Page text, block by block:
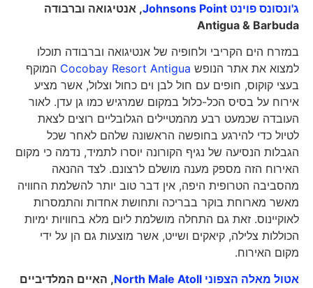
ג'ונסונס פוינט Johnsons Point
, אנטיגואה וברבודה
Antigua & Barbuda
במזרח הים הקריבי ולחופיה של אנטיגואה וברבודה תוכלו
למצוא את אתר הנופשCocobay Resort Antiguaהמוקף
בעצי קוקוס, חופים עם חול לבן וים כחול וצלול, אשר מציע
אירוח על בסיס הכל-כלול במקום שמרגיש כמו גן עדן. לאור
העובדה שכמעט רבע מהמטיילים הגלובליים רוצים לצאת
לטיול כדי להירגע בחופשה הראשונה שלהם לאחר שכל
הגבלות הנסיעה של נגיף הקורונה יוסרו לתמיד, נדמה כי מקום
האירוח הזה מספק מענה מושלם לרצונם. לצד ההנאה
מהסביבה הטרופית היפה, אין דבר טוב יותר להשלמת החוויה
מאשר מארוחת בוקר בבריכה ותחושת אחדות והתמסרות
לאוקיינוס. זאת גם התחלה מושלמת ליום מלא בחוויות ימיות
הכוללות צלילה, קיאקים ושייט, אשר מוצעות גם הן על ידי
מקום האירוח.
אטול מאלה הצפוני North Male Atoll
, האיים המלדיביים